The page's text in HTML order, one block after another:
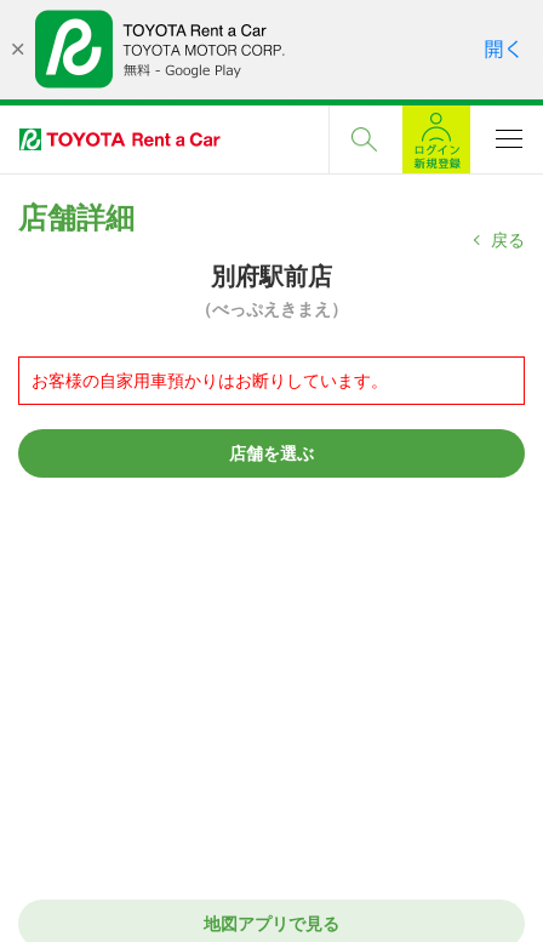
店舗詳細
戻る
別府駅前店
（べっぷえきまえ）
お客様の自家用車預かりはお断りしています。
店舗を選ぶ
地図アプリで見る